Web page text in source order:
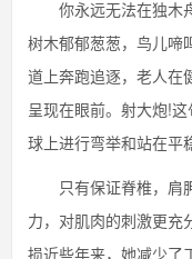
你永远无法在独木舟
树木郁郁葱葱，鸟儿啼
道上奔跑追逐，老人在
呈现在眼前。射大炮!
球上进行弯举和站在平
只有保证脊椎，肩
力，对肌肉的刺激更充
损近些年来，她减少了